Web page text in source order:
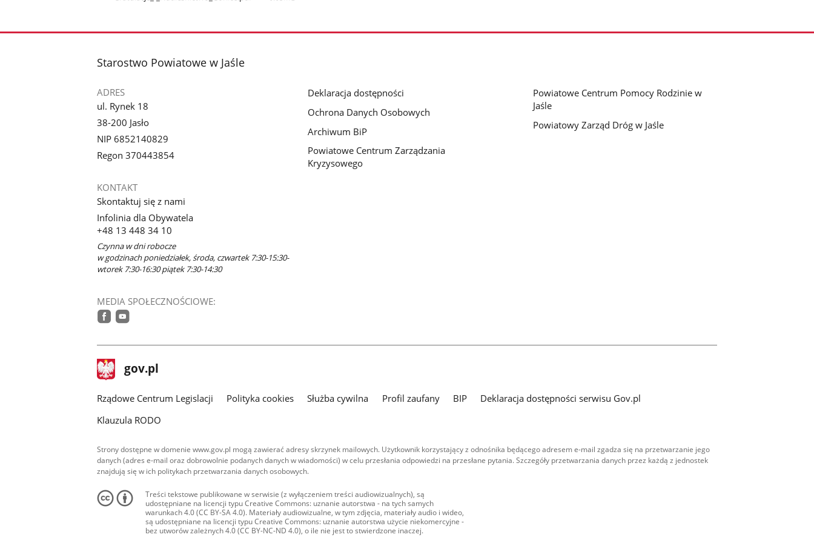
stopka
Starostwo Powiatowe w Jaśle
ADRES
ul. Rynek 18
38-200 Jasło
NIP 6852140829
Regon 370443854
KONTAKT
Skontaktuj się z nami
Infolinia dla Obywatela
+48 13 448 34 10
Czynna w dni robocze
w godzinach poniedziałek, środa, czwartek 7:30-15:30-
wtorek 7:30-16:30 piątek 7:30-14:30
MEDIA SPOŁECZNOŚCIOWE:
Deklaracja dostępności
Ochrona Danych Osobowych
Archiwum BiP
Powiatowe Centrum Zarządzania
Kryzysowego
Powiatowe Centrum Pomocy Rodzinie w
Jaśle
Powiatowy Zarząd Dróg w Jaśle
stopka
gov.pl Strona
gov.pl
Rządowe Centrum Legislacji Polityka cookies Służba cywilna Profil zaufany BIP
Deklaracja dostępności serwisu Gov.pl
Klauzula RODO
Strony dostępne w domenie www.gov.pl mogą zawierać adresy skrzynek mailowych. Użytkownik korzystający z odnośnika będącego adresem e-mail zgadza się na przetwarzanie jego
danych (adres e-mail oraz dobrowolnie podanych danych w wiadomości) w celu przesłania odpowiedzi na przesłane pytania. Szczegóły przetwarzania danych przez każdą z jednostek
znajdują się w ich politykach przetwarzania danych osobowych.
Treści tekstowe publikowane w serwisie (z wyłączeniem treści audiowizualnych), są
udostępniane na licencji typu Creative Commons: uznanie autorstwa - na tych samych
warunkach 4.0 (CC BY-SA 4.0). Materiały audiowizualne, w tym zdjęcia, materiały audio i wideo,
są udostępniane na licencji typu Creative Commons: uznanie autorstwa użycie niekomercyjne -
bez utworów zależnych 4.0 (CC BY-NC-ND 4.0), o ile nie jest to stwierdzone inaczej.